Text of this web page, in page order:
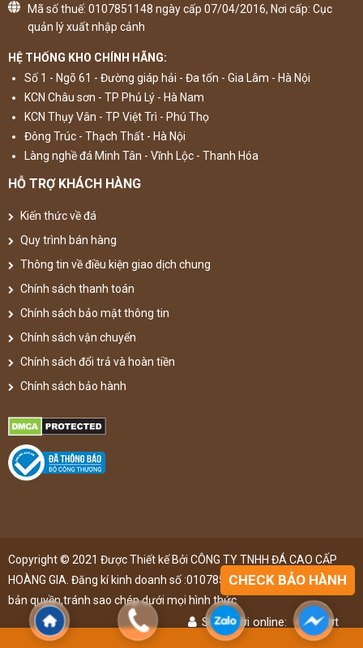
Mã số thuế: 0107851148 ngày cấp 07/04/2016, Nơi cấp: Cục
quản lý xuất nhập cảnh
HỆ THỐNG KHO CHÍNH HÃNG:
Số 1 - Ngõ 61 - Đường giáp hải - Đa tốn - Gia Lâm - Hà Nội
KCN Châu sơn - TP Phủ Lý - Hà Nam
KCN Thụy Vân - TP Việt Trì - Phú Thọ
Đông Trúc - Thạch Thất - Hà Nội
Làng nghề đá Minh Tân - Vĩnh Lộc - Thanh Hóa
HỖ TRỢ KHÁCH HÀNG
Kiến thức về đá
Quy trình bán hàng
Thông tin về điều kiện giao dịch chung
Chính sách thanh toán
Chính sách bảo mật thông tin
Chính sách vận chuyển
Chính sách đổi trả và hoàn tiền
Chính sách bảo hành
Copyright © 2021 Được Thiết kế Bởi CÔNG TY TNHH ĐÁ CAO CẤP
HOÀNG GIA. Đăng kí kinh doanh số :0107851148 ,đã được đăng kí
bản quyền,tránh sao chép dưới mọi hình thức
Số người online: 48 lượt
Lượt truy cập:
4903748 lượt
CHECK BẢO HÀNH